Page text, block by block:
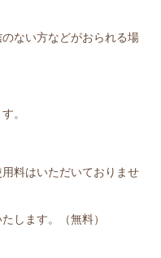
ない方などがおられる場
。
料はいただいておりませ
します。（無料）